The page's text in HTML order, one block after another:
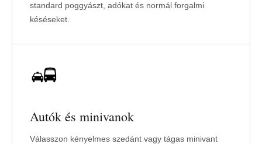
standard poggyászt, adókat és normál forgalmi
késéseket.
Autók és minivanok
Válasszon kényelmes szedánt vagy tágas minivant